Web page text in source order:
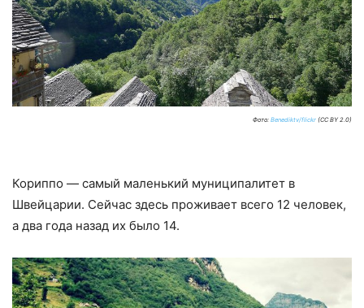
Фото: Benediktv/flickr (CC BY 2.0)
Кориппо — самый маленький муниципалитет в
Швейцарии. Сейчас здесь проживает всего 12 человек,
а два года назад их было 14.